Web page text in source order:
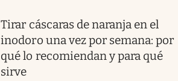
Tirar cáscaras de naranja en el
inodoro una vez por semana: por
qué lo recomiendan y para qué
sirve